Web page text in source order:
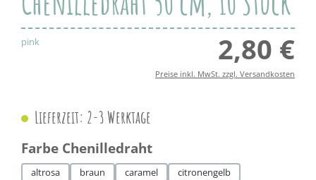
pink 2,80 €
Preise inkl. MwSt. zzgl. Versandkosten
Lieferzeit: 2-3 Werktage
Farbe Chenilledrahtauswählen
altrosa braun caramel
citronengelb